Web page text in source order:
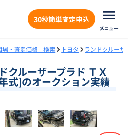
30秒簡単査定申込
メニュー
場・査定価格 検索 トヨタ ランドクルーザ
クルーザープラド ＴＸ
式]のオークション実績
1/18